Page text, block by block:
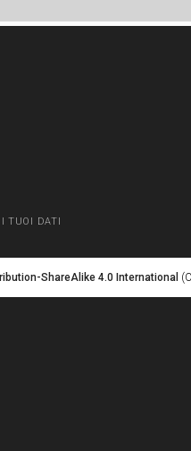
I TUOI DATI
ShareAlike 4.0 International